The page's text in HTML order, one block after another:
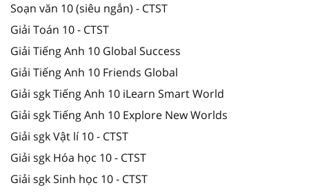
Soạn văn 10 (siêu ngắn) - CTST
Giải Toán 10 - CTST
Giải Tiếng Anh 10 Global Success
Giải Tiếng Anh 10 Friends Global
Giải sgk Tiếng Anh 10 iLearn Smart World
Giải sgk Tiếng Anh 10 Explore New Worlds
Giải sgk Vật lí 10 - CTST
Giải sgk Hóa học 10 - CTST
Giải sgk Sinh học 10 - CTST